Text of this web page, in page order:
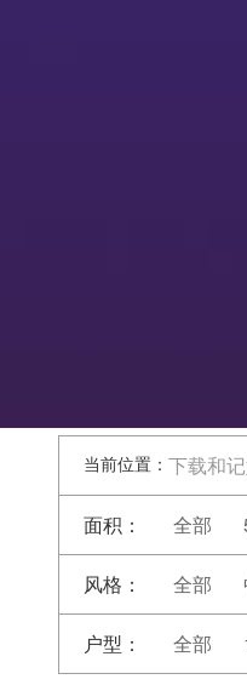
当前位置： 下载和
面积： 全部
风格： 全部
户型： 全部